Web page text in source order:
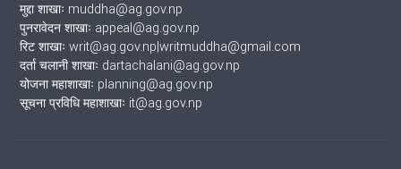
मुद्दा शाखाः muddha@ag.gov.np
पुनरावेदन शाखाः appeal@ag.gov.np
रिट शाखाः writ@ag.gov.np|writmuddha@gmail.com
दर्ता चलानी शाखाः dartachalani@ag.gov.np
योजना महाशाखाः planning@ag.gov.np
सूचना प्रविधि महाशाखाः it@ag.gov.np